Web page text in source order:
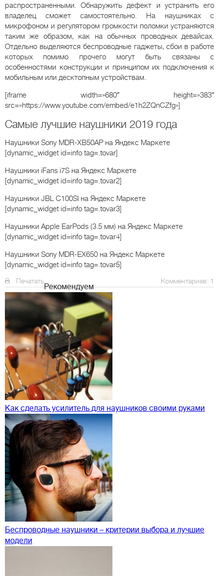
распространенными. Обнаружить дефект и устранить его
владелец сможет самостоятельно. На наушниках с
микрофоном и регулятором громкости поломки устраняются
таким же образом, как на обычных проводных девайсах.
Отдельно выделяются беспроводные гаджеты, сбои в работе
которых помимо прочего могут быть связаны с
особенностями конструкции и принципом их подключения к
мобильным или десктопным устройствам.
[iframe width=»680″ height=»383″
src=»https://www.youtube.com/embed/e1h2ZQnCZfg»]
Самые лучшие наушники 2019 года
Наушники Sony MDR-XB50AP на Яндекс Маркете
[dynamic_widget id=info tag=.tovar]
Наушники iFans i7S на Яндекс Маркете
[dynamic_widget id=info tag=.tovar2]
Наушники JBL C100SI на Яндекс Маркете
[dynamic_widget id=info tag=.tovar3]
Наушники Apple EarPods (3.5 мм) на Яндекс Маркете
[dynamic_widget id=info tag=.tovar4]
Наушники Sony MDR-EX650 на Яндекс Маркете
[dynamic_widget id=info tag=.tovar5]
Печатать Комментариев: 1
Рекомендуем
Как сделать усилитель для наушников своими руками
Беспроводные наушники – критерии выбора и лучшие
модели